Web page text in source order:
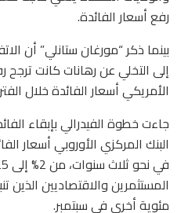
رفع أسعار الفائدة.
بينما ذكر “مورغان ستانلي” أن
إلى التخلي عن رهانات كانت ترجح
الأمريكي أسعار الفائدة خلال
جاءت خطوة الفيدرالي بإبقاء
البنك المركزي الأوروبي أسعار
المستثمرين والاقتصاديين الذين
مئوية أخرى في سبتمبر.